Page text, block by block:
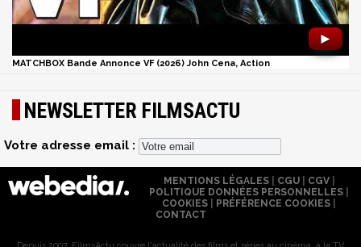
►
MATCHBOX Bande Annonce VF (2026) John Cena, Action
NEWSLETTER FILMSACTU
Votre adresse email :
MENTIONS LÉGALES| CGU| CGV|
POLITIQUE DONNÉES PERSONNELLES
COOKIES
PRÉFÉRENCE COOKIES
CONTACT